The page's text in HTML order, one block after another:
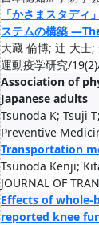
「かさまスタデ
ステムの構築
大藏 倫博; 辻 大士
運動疫学研究/
Association of
Japanese adults
Tsunoda K; Tsuji
Preventive
Transportation
Tsunoda Kenji;
JOURNAL OF
Effects of
reported knee